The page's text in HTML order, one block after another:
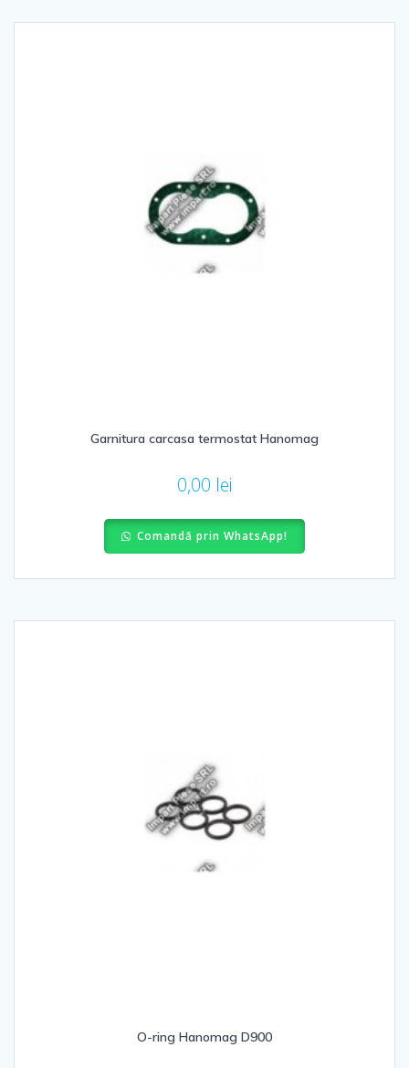
Garnitura carcasa termostat Hanomag
0,00 lei
Comandă prin WhatsApp!
O-ring Hanomag D900